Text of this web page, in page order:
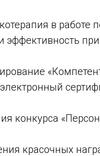
в работе
эффективность
конкурса
красочных